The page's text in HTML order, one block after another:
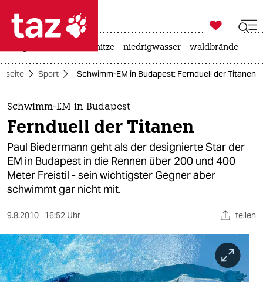
 taz zahl ich
taz zahl ich
themen
politik
öko
gesellschaft
kultur
sport
berlin

taz zahl ich
hitze niedrigwasser waldbrände
Sport Schwimm-EM in Budapest: Fernduell der Titanen
Schwimm-EM in Budapest
Fernduell der Titanen
Paul Biedermann geht als der designierte Star der
EM in Budapest in die Rennen über 200 und 400
Meter Freistil - sein wichtigster Gegner aber
schwimmt gar nicht mit.
9.8.2010 16:52 Uhr teilen